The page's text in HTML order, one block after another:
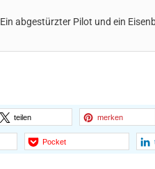
Ein abgestürzter Pilot und ein
teilen merken
Pocket